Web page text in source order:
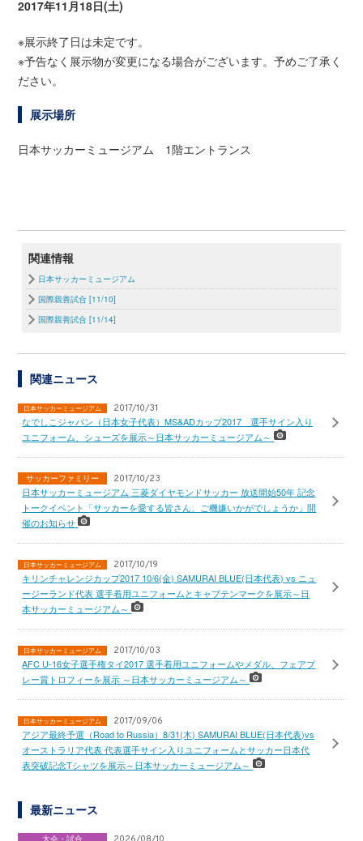
2017年11月18日(土)
※展示終了日は未定です。
※予告なく展示物が変更になる場合がございます。予めご了承く
ださい。
展示場所
日本サッカーミュージアム 1階エントランス
関連情報
日本サッカーミュージアム
国際親善試合 [11/10]
国際親善試合 [11/14]
関連ニュース
日本サッカーミュージアム 2017/10/31
なでしこジャパン（日本女子代表）MS&ADカップ2017 選手サイン入り
ユニフォーム、シューズを展示～日本サッカーミュージアム～
サッカーファミリー 2017/10/23
日本サッカーミュージアム 三菱ダイヤモンドサッカー 放送開始50年 記念
トークイベント「サッカーを愛する皆さん、ご機嫌いかがでしょうか」開
催のお知らせ
日本サッカーミュージアム 2017/10/19
キリンチャレンジカップ2017 10/6(金) SAMURAI BLUE(日本代表) vs ニュ
ージーランド代表 選手着用ユニフォームとキャプテンマークを展示～日
本サッカーミュージアム～
日本サッカーミュージアム 2017/10/03
AFC U-16女子選手権タイ2017 選手着用ユニフォームやメダル、フェアプ
レー賞トロフィーを展示 ～日本サッカーミュージアム～
日本サッカーミュージアム 2017/09/06
アジア最終予選（Road to Russia）8/31(木) SAMURAI BLUE(日本代表)vs
オーストラリア代表 代表選手サイン入りユニフォームとサッカー日本代
表突破記念Tシャツを展示～日本サッカーミュージアム～
最新ニュース
大会・試合